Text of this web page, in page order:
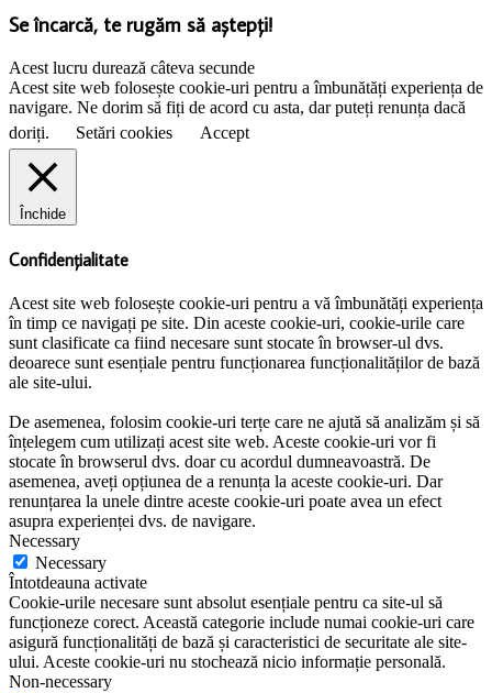
Se încarcă, te rugăm să aștepți!
Acest lucru durează câteva secunde
Acest site web folosește cookie-uri pentru a îmbunătăți experiența de
navigare. Ne dorim să fiți de acord cu asta, dar puteți renunța dacă
doriți.
Setări cookies Accept
Închide
Confidențialitate
Acest site web folosește cookie-uri pentru a vă îmbunătăți experiența
în timp ce navigați pe site. Din aceste cookie-uri, cookie-urile care
sunt clasificate ca fiind necesare sunt stocate în browser-ul dvs.
deoarece sunt esențiale pentru funcționarea funcționalităților de bază
ale site-ului.
De asemenea, folosim cookie-uri terțe care ne ajută să analizăm și să
înțelegem cum utilizați acest site web. Aceste cookie-uri vor fi
stocate în browserul dvs. doar cu acordul dumneavoastră. De
asemenea, aveți opțiunea de a renunța la aceste cookie-uri. Dar
renunțarea la unele dintre aceste cookie-uri poate avea un efect
asupra experienței dvs. de navigare.
Necessary
Necessary
Întotdeauna activate
Cookie-urile necesare sunt absolut esențiale pentru ca site-ul să
funcționeze corect. Această categorie include numai cookie-uri care
asigură funcționalități de bază și caracteristici de securitate ale site-
ului. Aceste cookie-uri nu stochează nicio informație personală.
Non-necessary